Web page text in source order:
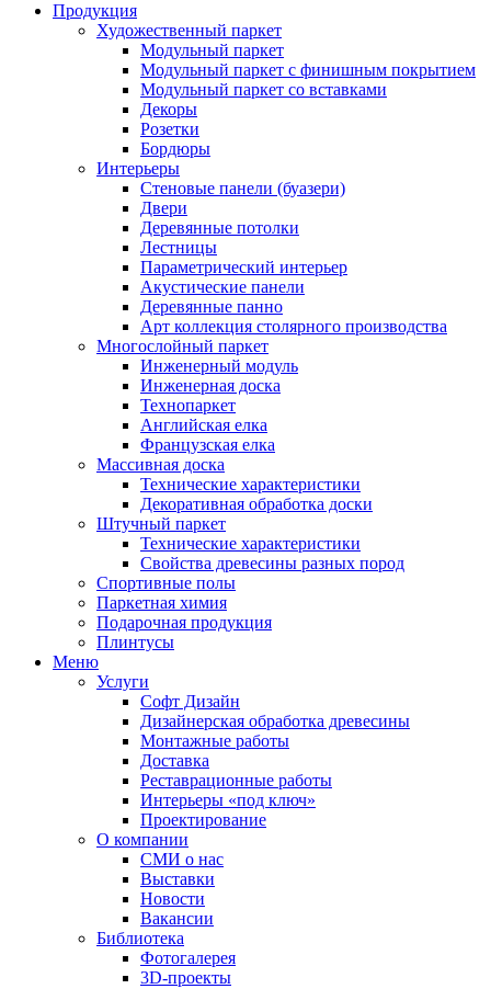
Продукция
Художественный паркет
Модульный паркет
Модульный паркет с финишным покрытием
Модульный паркет со вставками
Декоры
Розетки
Бордюры
Интерьеры
Стеновые панели (буазери)
Двери
Деревянные потолки
Лестницы
Параметрический интерьер
Акустические панели
Деревянные панно
Арт коллекция столярного производства
Многослойный паркет
Инженерный модуль
Инженерная доска
Технопаркет
Английская елка
Французская елка
Массивная доска
Технические характеристики
Декоративная обработка доски
Штучный паркет
Технические характеристики
Свойства древесины разных пород
Спортивные полы
Паркетная химия
Подарочная продукция
Плинтусы
Меню
Услуги
Софт Дизайн
Дизайнерская обработка древесины
Монтажные работы
Доставка
Реставрационные работы
Интерьеры «под ключ»
Проектирование
О компании
СМИ о нас
Выставки
Новости
Вакансии
Библиотека
Фотогалерея
3D-проекты